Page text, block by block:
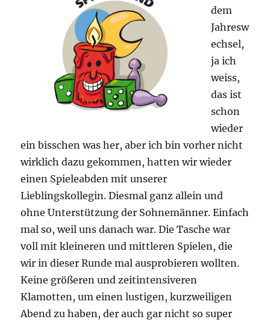
dem
Jahresw
echsel,
ja ich
weiss,
das ist
schon
wieder
ein bisschen was her, aber ich bin vorher nicht
wirklich dazu gekommen, hatten wir wieder
einen Spieleabden mit unserer
Lieblingskollegin. Diesmal ganz allein und
ohne Unterstützung der Sohnemänner. Einfach
mal so, weil uns danach war. Die Tasche war
voll mit kleineren und mittleren Spielen, die
wir in dieser Runde mal ausprobieren wollten.
Keine größeren und zeitintensiveren
Klamotten, um einen lustigen, kurzweiligen
Abend zu haben, der auch gar nicht so super